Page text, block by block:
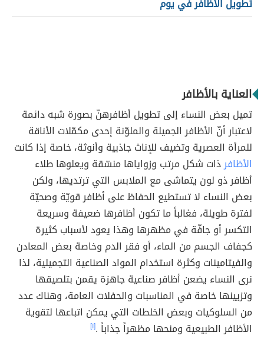
تطويل الأظافر في يوم
العناية بالأظافر
تميل بعض النساء إلى تطويل أظافرهنّ بصورة شبه دائمة
لاعتبار أنّ الأظافر الجميلة والملوّنة إحدى مكمّلات الأناقة
للمرأة العصرية وتضيف للإناث جاذبية وأنوثة، خاصة إذا كانت
الأظافرذات شكل مرتب وزواياها منسّقة ويعلوها طلاء
أظافر ذو لون يتماشى مع الملابس التي ترتديها، ولكن
بعض النساء لا تستطيع الحفاظ على أظافر قويّة وصحيّة
لفترة طويلة، فغالباً ما تكون أظافرها ضعيفة وسريعة
التكسر أو جافّة في مظهرها وهذا يعود لأسباب كثيرة
كجفاف الجسم من الماء، أو فقر الدم وخاصة بعض المعادن
والفيتامينات وكثرة استخدام المواد الصناعية التجميلية، لذا
نرى النساء يضعن أظافر صناعية جاهزة يقمن بتلصيقها
وتزيينها خاصة في المناسبات والحفلات العامة، وهناك عدد
من السلوكيات وبعض الخلطات التي يمكن اتباعها لتقوية
الأظافر الطبيعية ومنحها مظهراً جذاباً .[١]